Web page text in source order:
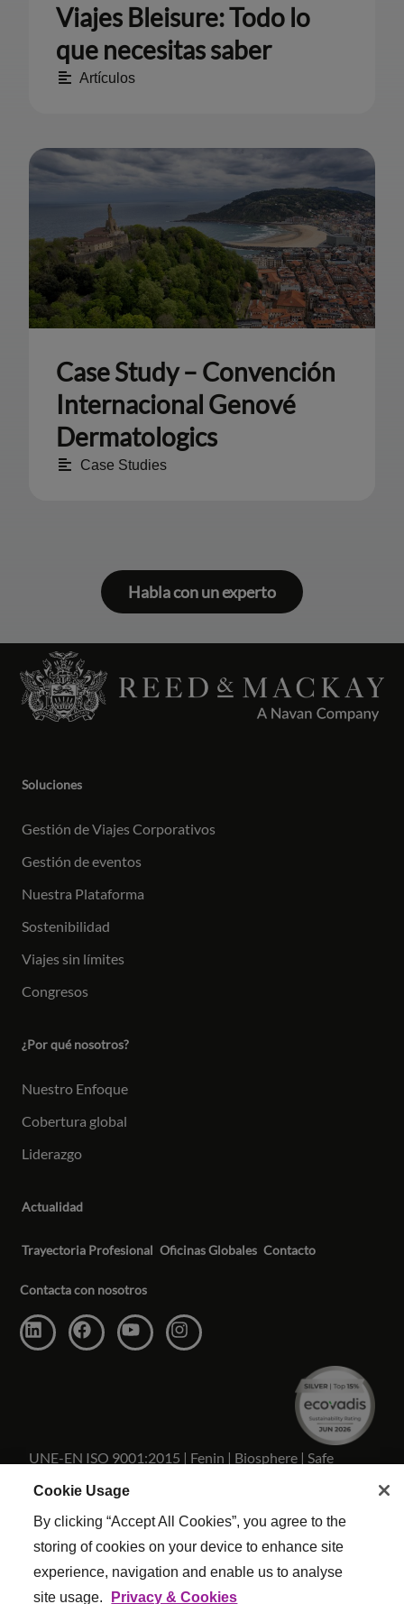
Viajes Bleisure: Todo lo
que necesitas saber
Artículos
Case Study – Convención
Internacional Genové
Dermatologics
Case Studies
Habla con un experto
Soluciones
Gestión de Viajes Corporativos
Gestión de eventos
Nuestra Plataforma
Sostenibilidad
Viajes sin límites
Congresos
¿Por qué nosotros?
Nuestro Enfoque
Cobertura global
Liderazgo
Actualidad
Trayectoria Profesional Oficinas Globales Contacto
Contacta con nosotros
UNE-EN ISO 9001:2015 | Fenin | Biosphere | Safe
Travels
Cookie Usage
By clicking “Accept All Cookies”, you agree to the
storing of cookies on your device to enhance site
experience, navigation and enable us to analyse
site usage.
Privacy & Cookies